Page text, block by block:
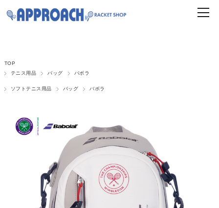
TOP
テニス用品
バッグ バボラ
ソフトテニス用品 バッグ バボラ